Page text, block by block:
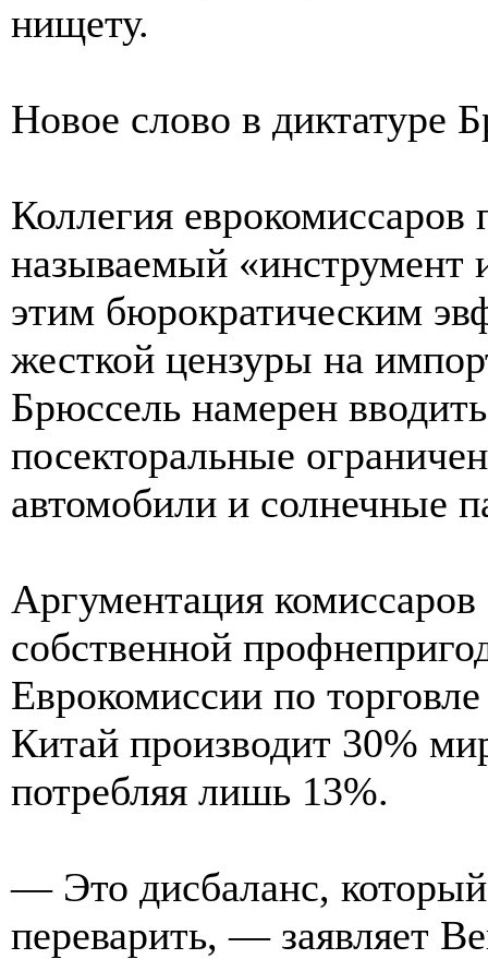
нищету.
Новое слово в диктатуре
Коллегия еврокомиссаров
называемый
этим бюрократическим
жесткой цензуры на
Брюссель намерен
посекторальные
автомобили и солнечные
Аргументация комиссаров
собственной
Еврокомиссии по
Китай производит 30%
потребляя лишь 13%.
— Это дисбаланс,
переварить, — заявляет